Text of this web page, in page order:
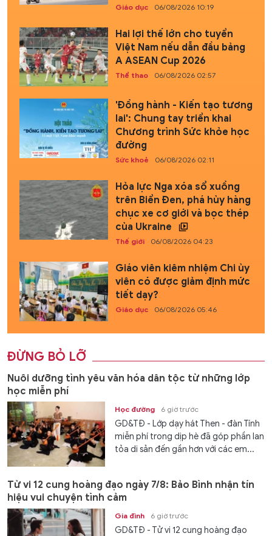
Giáo dục 06/08/2026 10:19
Hai lợi thế lớn cho tuyển
Việt Nam nếu dẫn đầu bảng
A ASEAN Cup 2026
Thể thao 06/08/2026 02:57
'Đồng hành - Kiến tạo tương
lai': Chung tay triển khai
Chương trình Sức khỏe học
đường
Sức khoẻ 06/08/2026 02:11
Hỏa lực Nga xóa sổ xuồng
trên Biển Đen, phá hủy hàng
chục xe cơ giới và bọc thép
của Ukraine
Thế giới 06/08/2026 04:23
Giáo viên kiêm nhiệm Chi ủy
viên có được giảm định mức
tiết dạy?
Giáo dục 06/08/2026 05:46
ĐỪNG BỎ LỠ
Nuôi dưỡng tình yêu văn hóa dân tộc từ những lớp
học miễn phí
Học đường 6 giờ trước
GD&TĐ - Lớp dạy hát Then - đàn Tính
miễn phí trong dịp hè đã góp phần lan
tỏa di sản đến gần hơn với các em...
Tử vi 12 cung hoàng đạo ngày 7/8: Bảo Bình nhận tín
hiệu vui chuyện tình cảm
Gia đình 6 giờ trước
GD&TĐ - Tử vi 12 cung hoàng đạo